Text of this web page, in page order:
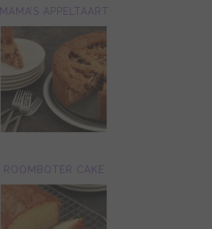
MAMA’S APPELTAART
ROOMBOTER CAKE